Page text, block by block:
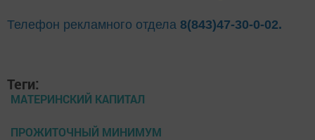
Телефон рекламного отдела 8(843)47-30-0-02.
Теги:
МАТЕРИНСКИЙ КАПИТАЛ
ПРОЖИТОЧНЫЙ МИНИМУМ